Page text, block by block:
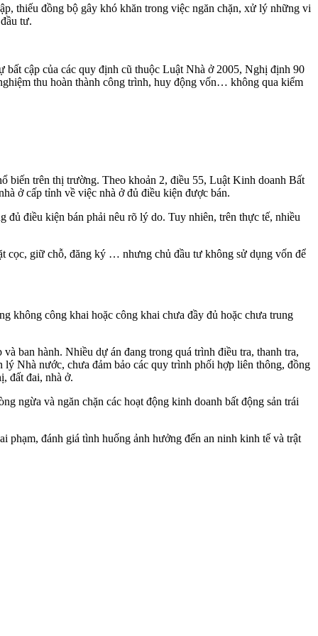
thiếu đồng bộ gây khó khăn trong việc ngăn chặn, xử lý những vi
tư.
bất cập của các quy định cũ thuộc Luật Nhà ở 2005, Nghị định 90
thu hoàn thành công trình, huy động vốn… không qua kiểm
biến trên thị trường. Theo khoản 2, điều 55, Luật Kinh doanh Bất
ở cấp tỉnh về việc nhà ở đủ điều kiện được bán.
điều kiện bán phải nêu rõ lý do. Tuy nhiên, trên thực tế, nhiều
cọc, giữ chỗ, đăng ký … nhưng chủ đầu tư không sử dụng vốn để
không công khai hoặc công khai chưa đầy đủ hoặc chưa trung
ban hành. Nhiều dự án đang trong quá trình điều tra, thanh tra,
Nhà nước, chưa đảm bảo các quy trình phối hợp liên thông, đồng
đất đai, nhà ở.
ngừa và ngăn chặn các hoạt động kinh doanh bất động sản trái
phạm, đánh giá tình huống ảnh hưởng đến an ninh kinh tế và trật